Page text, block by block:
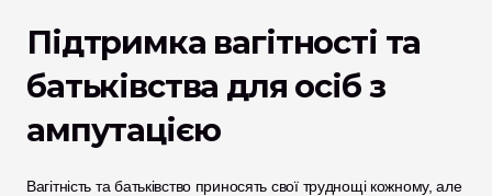
Підтримка вагітності та
батьківства для осіб з
ампутацією
Вагітність та батьківство приносять свої труднощі кожному, але